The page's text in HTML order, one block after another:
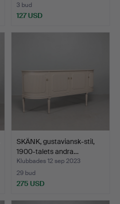
3 bud
127 USD
SKÄNK, gustaviansk-stil,
1900-talets andra…
Klubbades 12 sep 2023
29 bud
275 USD